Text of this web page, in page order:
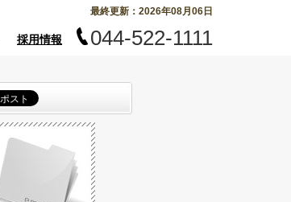
最終更新：2026年08月06日
採用情報 044-522-1111